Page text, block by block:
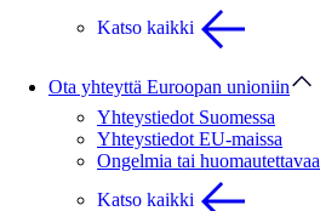
Katso kaikki
Ota yhteyttä Euroopan unioniin
Yhteystiedot Suomessa
Yhteystiedot EU-maissa
Ongelmia tai huomautettavaa
Katso kaikki